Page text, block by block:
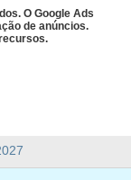
O Google Ads
de anúncios.